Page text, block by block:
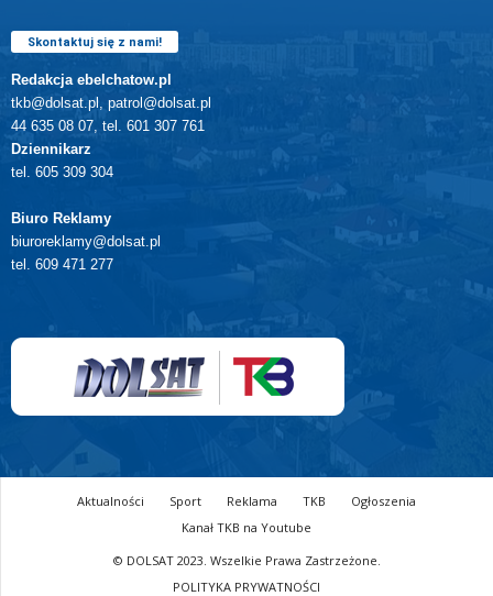
Skontaktuj się z nami!
Redakcja ebelchatow.pl
tkb@dolsat.pl, patrol@dolsat.pl
44 635 08 07, tel. 601 307 761
Dziennikarz
tel. 605 309 304
Biuro Reklamy
biuroreklamy@dolsat.pl
tel. 609 471 277
Aktualności Sport Reklama TKB
Ogłoszenia
Kanał TKB na Youtube
© DOLSAT 2023. Wszelkie Prawa Zastrzeżone.
POLITYKA PRYWATNOŚCI